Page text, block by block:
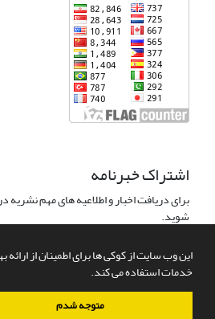
این وب سایت از کوکی ها برای اطمینان از ارائه
خدمات استفاده می کند.
متوجه شدم
اشتراک خبرنامه
برای دریافت اخبار و اطلاعیه های مهم
شوید.